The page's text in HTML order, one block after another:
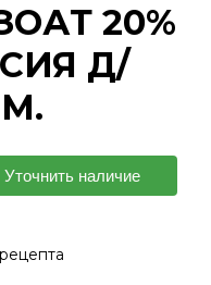
20%
Д/
Уточнить наличие